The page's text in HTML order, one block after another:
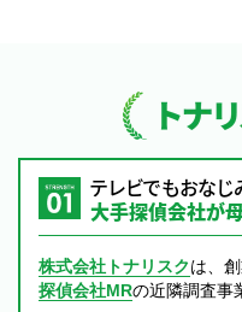
トナリスクの強み
テレビでもおなじ
大手探偵会社が
株式会社トナリスクは、
探偵会社MRの近隣調査事